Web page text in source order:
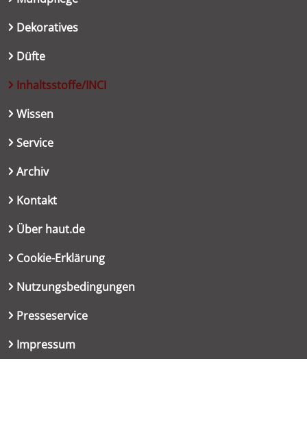
Dekoratives
Düfte
Inhaltsstoffe/INCI
Wissen
Service
Archiv
Kontakt
Über haut.de
Cookie-Erklärung
Nutzungsbedingungen
Presseservice
Impressum